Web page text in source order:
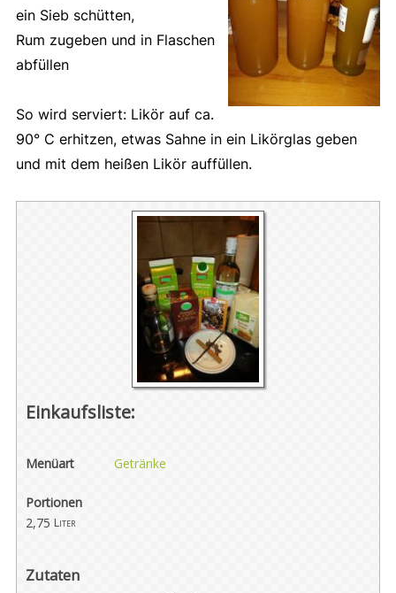
ein Sieb schütten,
Rum zugeben und in Flaschen
abfüllen
So wird serviert: Likör auf ca.
90° C erhitzen, etwas Sahne in ein Likörglas geben
und mit dem heißen Likör auffüllen.
Einkaufsliste:
Menüart Getränke
Portionen
2,75 Liter
Zutaten